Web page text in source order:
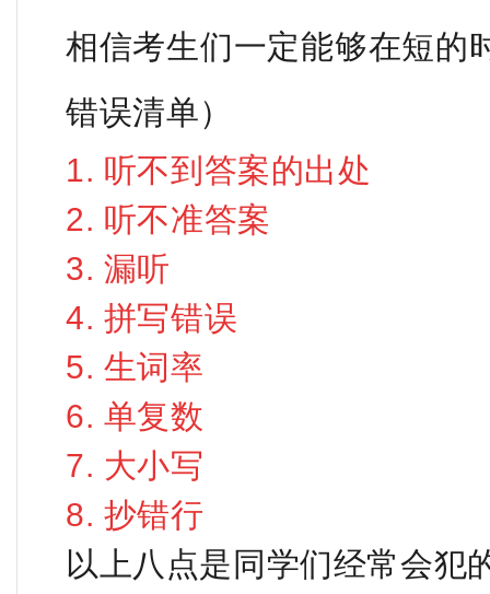
相信考生们一定能够在短的
错误清单）
1. 听不到答案的出处
2. 听不准答案
3. 漏听
4. 拼写错误
5. 生词率
6. 单复数
7. 大小写
8. 抄错行
以上八点是同学们经常会犯